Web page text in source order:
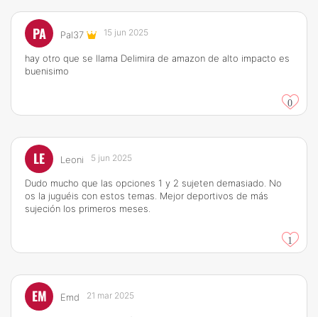
PA Pal37 15 jun 2025
hay otro que se llama Delimira de amazon de alto impacto es
buenisimo
0
LE Leoni 5 jun 2025
Dudo mucho que las opciones 1 y 2 sujeten demasiado. No
os la juguéis con estos temas. Mejor deportivos de más
sujeción los primeros meses.
1
EM Emd 21 mar 2025